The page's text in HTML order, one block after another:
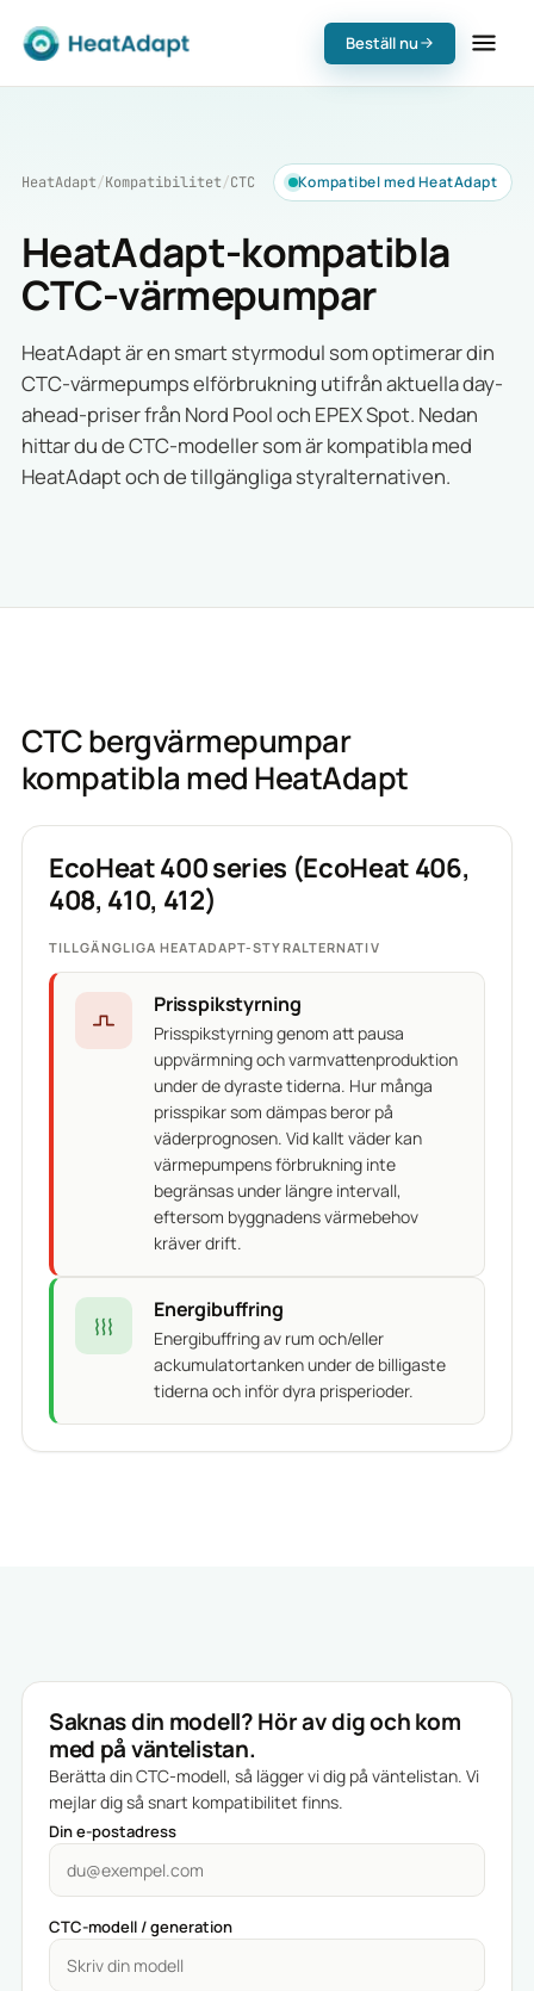
Beställ nu
HeatAdapt/Kompatibilitet/CTC Kompatibel med HeatAdapt
HeatAdapt-kompatibla
CTC-värmepumpar
HeatAdapt är en smart styrmodul som optimerar din
CTC-värmepumps elförbrukning utifrån aktuella day-
ahead-priser från Nord Pool och EPEX Spot. Nedan
hittar du de CTC-modeller som är kompatibla med
HeatAdapt och de tillgängliga styralternativen.
CTC bergvärmepumpar
kompatibla med HeatAdapt
EcoHeat 400 series (EcoHeat 406,
408, 410, 412)
TILLGÄNGLIGA HEATADAPT-STYRALTERNATIV
Prisspikstyrning
Prisspikstyrning genom att pausa
uppvärmning och varmvattenproduktion
under de dyraste tiderna. Hur många
prisspikar som dämpas beror på
väderprognosen. Vid kallt väder kan
värmepumpens förbrukning inte
begränsas under längre intervall,
eftersom byggnadens värmebehov
kräver drift.
Energibuffring
Energibuffring av rum och/eller
ackumulatortanken under de billigaste
tiderna och inför dyra prisperioder.
Saknas din modell? Hör av dig och kom
med på väntelistan.
Berätta din CTC-modell, så lägger vi dig på väntelistan. Vi
mejlar dig så snart kompatibilitet finns.
Din e-postadress
CTC-modell / generation